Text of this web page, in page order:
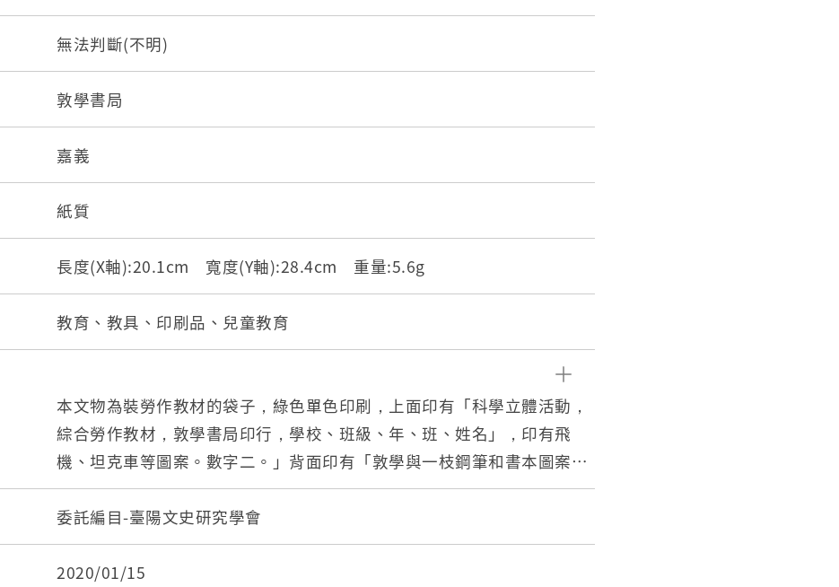
無法判斷(不明)
敦學書局
嘉義
紙質
長度(X軸):20.1cm 寬度(Y軸):28.4cm 重量:5.6g
教育、教具、印刷品、兒童教育
本文物為裝勞作教材的袋子，綠色單色印刷，上面印有「科學立體活動，
綜合勞作教材，敦學書局印行，學校、班級、年、班、姓名」，印有飛
機、坦克車等圖案。數字二。」背面印有「敦學與一枝鋼筆和書本圖案」
左右各有「一切為反攻抗俄，一切為雪恥復國」，「編繪大意： 一、本教
材係依據部定國民學校課程設計編繪。二、本教材旨在啟發兒童創造能力
養成兒童生產勞動精神以提高勞作教育實效。三、本教材材料新穎色彩鮮
豔設計精巧適合兒童志趣製作容易成功藉以培養兒童思考及創造基礎。」
委託編目-臺陽文史研究學會
2020/01/15